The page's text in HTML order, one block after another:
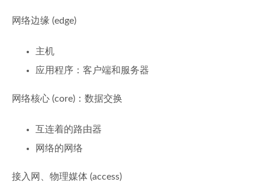
网络边缘 (edge)
主机
应用程序：客户端和服务器
网络核心 (core)：数据交换
互连着的路由器
网络的网络
接入网、物理媒体 (access)